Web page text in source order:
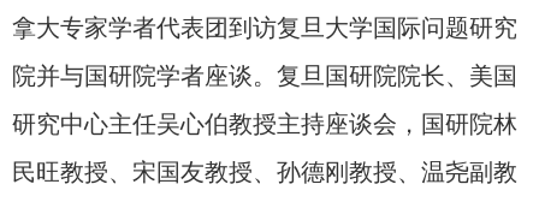
拿大专家学者代表团到访复旦大学国际问题研究
院并与国研院学者座谈。复旦国研院院长、美国
研究中心主任吴心伯教授主持座谈会，国研院林
民旺教授、宋国友教授、孙德刚教授、温尧副教